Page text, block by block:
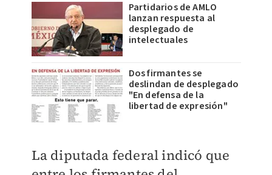
Partidarios de AMLO
lanzan respuesta al
desplegado de
intelectuales
Dos firmantes se
deslindan de desplegado
"En defensa de la
libertad de expresión"
La diputada federal indicó que